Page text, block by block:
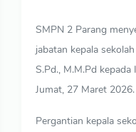
SMPN 2 Parang
jabatan kepala
S.Pd., M.M.Pd
Jumat, 27 Maret 2026.
Pergantian kepala